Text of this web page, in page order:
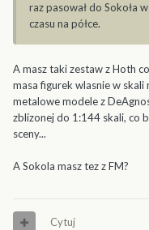
raz pasował do Sokoła
czasu na półce.
A masz taki zestaw z Hoth
masa figurek wlasnie w
metalowe modele z
zblizonej do 1:144 skali, co
sceny...
A Sokola masz tez z FM?
Cytuj